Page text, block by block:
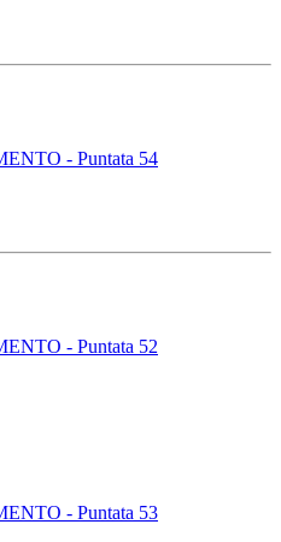
- Puntata 54
- Puntata 52
- Puntata 53